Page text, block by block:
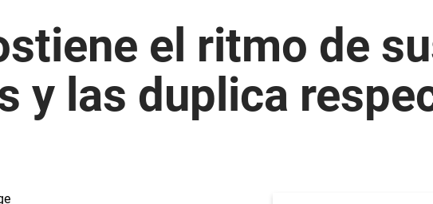
el ritmo de
y las duplica